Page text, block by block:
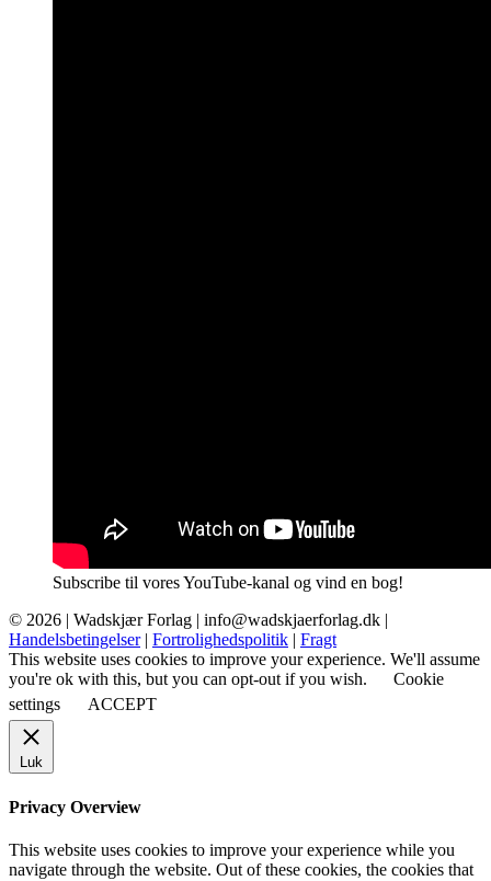
Subscribe til vores YouTube-kanal og vind en bog!
© 2026 | Wadskjær Forlag | info@wadskjaerforlag.dk |
Handelsbetingelser| Fortrolighedspolitik | Fragt
This website uses cookies to improve your experience. We'll assume
you're ok with this, but you can opt-out if you wish.
Cookie
settings
ACCEPT
Luk
Privacy Overview
This website uses cookies to improve your experience while you
navigate through the website. Out of these cookies, the cookies that